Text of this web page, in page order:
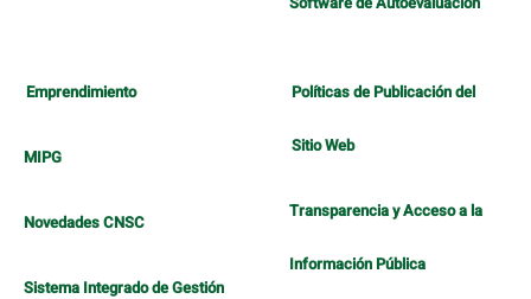
Emprendimiento
MIPG
Novedades CNSC
Sistema Integrado de Gestión
Políticas de Publicación del
Sitio Web
Transparencia y Acceso a la
Información Pública